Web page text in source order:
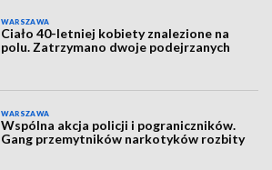
WARSZAWA
Ciało 40-letniej kobiety znalezione na
polu. Zatrzymano dwoje podejrzanych
WARSZAWA
Wspólna akcja policji i pograniczników.
Gang przemytników narkotyków rozbity